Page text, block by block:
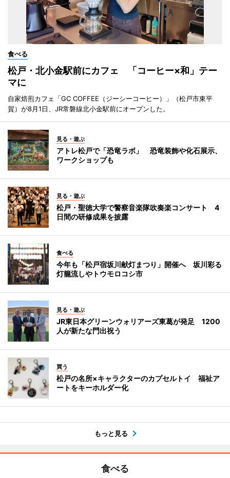
食べる
松戸・北小金駅前にカフェ 「コーヒー×和」テー
マに
自家焙煎カフェ「GC COFFEE（ジーシーコーヒー）」（松戸市東平
賀）が8月1日、JR常磐線北小金駅前にオープンした。
見る・遊ぶ
アトレ松戸で「恐竜ラボ」 恐竜装飾や化石展示、
ワークショップも
見る・遊ぶ
松戸・聖徳大学で警察音楽隊吹奏楽コンサート 4
日間の研修成果を披露
食べる
今年も「松戸宿坂川献灯まつり」開催へ 坂川彩る
灯籠流しやトウモロコシ市
見る・遊ぶ
JR東日本グリーンウォリアーズ東葛が発足 1200
人が新たな門出祝う
買う
松戸の名所×キャラクターのカプセルトイ 福祉ア
ートをキーホルダー化
もっと見る
食べる